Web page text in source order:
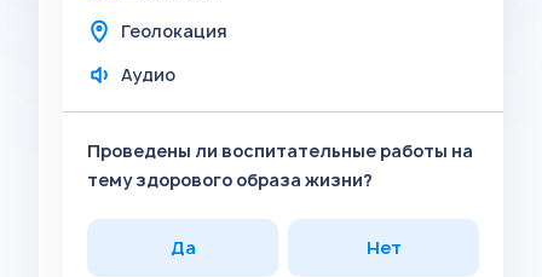
Геолокация
Аудио
Проведены ли воспитательные работы на
тему здорового образа жизни?
Да Нет